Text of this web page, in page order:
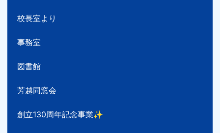
校長室より
事務室
図書館
芳越同窓会
創立130周年記念事業✨